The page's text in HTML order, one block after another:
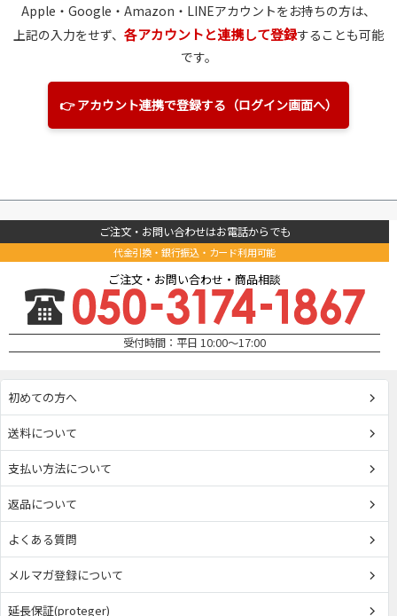
Apple・Google・Amazon ・LINEアカウントをお持ちの方は、
上記の入力をせず、 各アカウントと連携して登録することも可能
です。
👉 アカウント連携で登録する（ログイン画面へ）
ご注文・お問い合わせはお電話からでも
代金引換・銀行振込・カード利用可能
ご注文・お問い合わせ・商品相談
受付時間：平日 10:00～17:00
初めての方へ
送料について
支払い方法について
返品について
よくある質問
メルマガ登録について
延長保証(proteger)